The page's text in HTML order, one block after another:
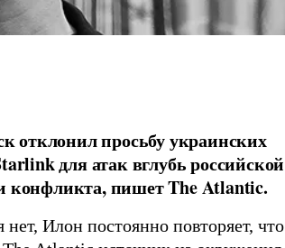
просьбу украинских
для атак вглубь российской
конфликта, пишет The Atlantic.
Илон постоянно повторяет, что